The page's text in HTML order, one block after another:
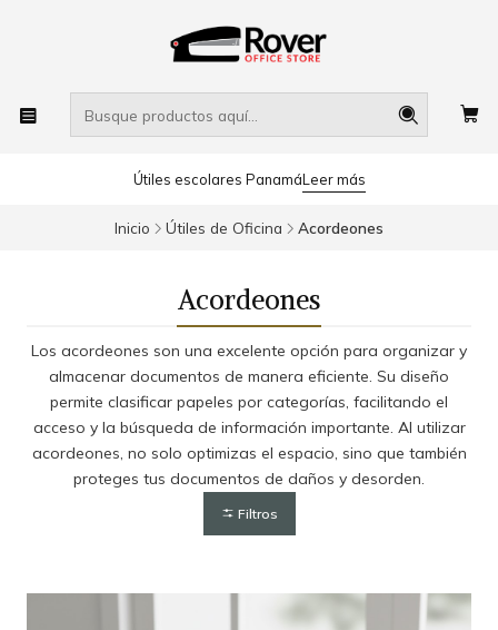
Útiles escolares PanamáLeer más
Inicio Útiles de Oficina Acordeones
Acordeones
Los acordeones son una excelente opción para organizar y
almacenar documentos de manera eficiente. Su diseño
permite clasificar papeles por categorías, facilitando el
acceso y la búsqueda de información importante. Al utilizar
acordeones, no solo optimizas el espacio, sino que también
proteges tus documentos de daños y desorden.
Filtros